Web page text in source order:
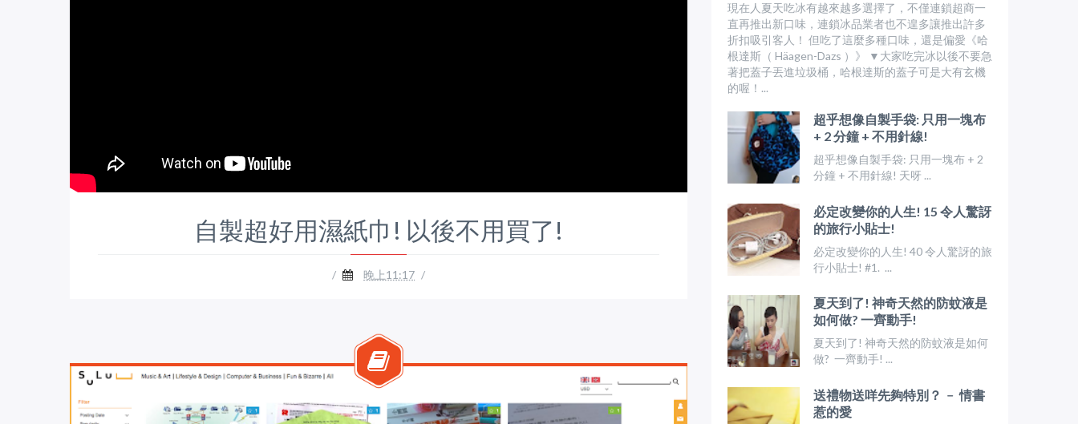
自製超好用濕紙巾! 以後不用買了!
/ 晚上11:17 /
現在人夏天吃冰有越來越多選擇了，不僅連鎖超商一
直再推出新口味，連鎖冰品業者也不遑多讓推出許多
折扣吸引客人！ 但吃了這麼多種口味，還是偏愛《哈
根達斯（ Häagen-Dazs ）》 ▼大家吃完冰以後不要急
著把蓋子丟進垃圾桶，哈根達斯的蓋子可是大有玄機
的喔！...
超乎想像自製手袋: 只用一塊布
+ 2 分鐘 + 不用針線!
超乎想像自製手袋: 只用一塊布 + 2
分鐘 + 不用針線! 天呀 ...
必定改變你的人生! 15 令人驚訝
的旅行小貼士!
必定改變你的人生! 40 令人驚訝的旅
行小貼士! #1. ...
夏天到了! 神奇天然的防蚊液是
如何做? 一齊動手!
夏天到了! 神奇天然的防蚊液是如何
做? 一齊動手! ...
送禮物送咩先夠特別？ ﹣ 情書
惹的愛